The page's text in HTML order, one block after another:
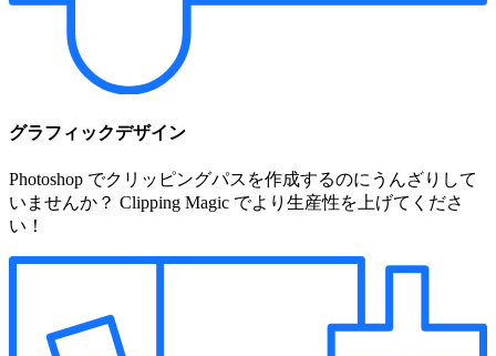
グラフィックデザイン
Photoshop でクリッピングパスを作成するのにうんざりして
いませんか？ Clipping Magic でより生産性を上げてくださ
い！